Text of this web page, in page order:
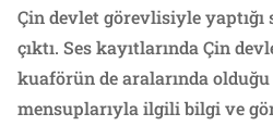
Çin devlet görevlisiyle
çıktı. Ses kayıtlarında Çin
kuaförün de aralarında olduğu
mensuplarıyla ilgili bilgi ve